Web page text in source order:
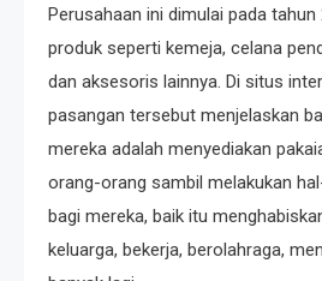
Perusahaan ini dimulai pada tahun
produk seperti kemeja, celana
dan aksesoris lainnya. Di situs
pasangan tersebut menjelaskan
mereka adalah menyediakan
orang-orang sambil melakukan
bagi mereka, baik itu
keluarga, bekerja, berolahraga,